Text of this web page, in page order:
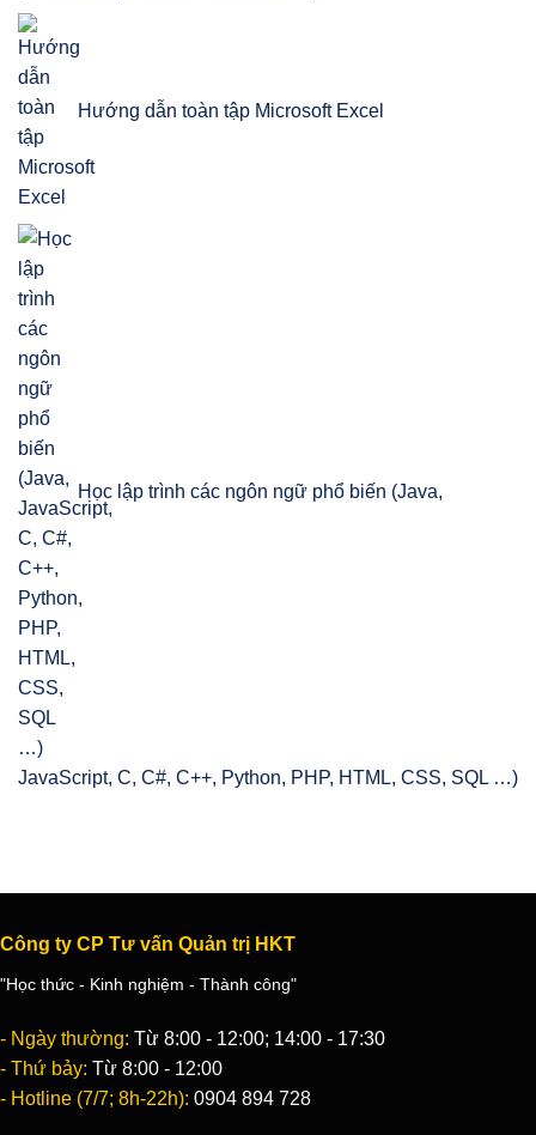
Hướng dẫn toàn tập Microsoft Excel
Học lập trình các ngôn ngữ phổ biến (Java,
JavaScript, C, C#, C++, Python, PHP, HTML, CSS, SQL …)
Công ty CP Tư vấn Quản trị HKT
"Học thức - Kinh nghiệm - Thành công"
- Ngày thường: Từ 8:00 - 12:00; 14:00 - 17:30
- Thứ bảy: Từ 8:00 - 12:00
- Hotline (7/7; 8h-22h): 0904 894 728